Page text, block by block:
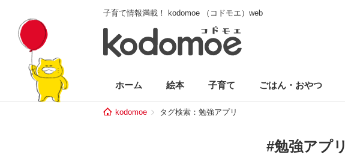
子育て情報満載！ kodomoe （コドモエ）web
ホーム 絵本 子育て ごはん・おやつ
kodomoe タグ検索：勉強アプリ
#勉強アプリ